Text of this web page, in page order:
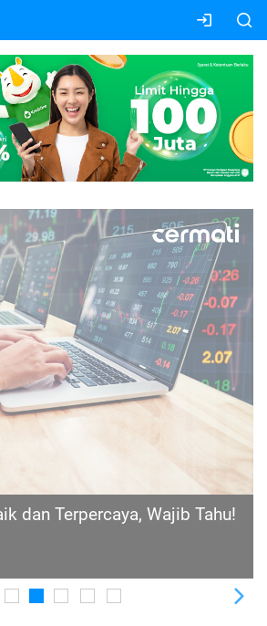
Cuan Trading dengan Forex